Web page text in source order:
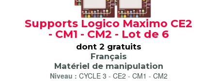
Supports Logico Maximo CE2
- CM1 - CM2 - Lot de 6
dont 2 gratuits
Français
Matériel de manipulation
Niveau : CYCLE 3 - CE2 - CM1 - CM2